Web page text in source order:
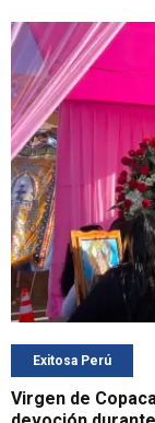
Exitosa Perú
Virgen de